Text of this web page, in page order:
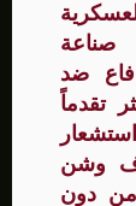
صناعة
ضد
تقدماً
وشن
من دون